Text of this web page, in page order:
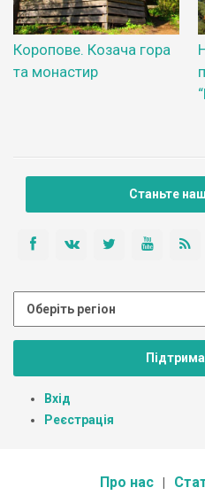
Коропове. Козача гора
та монастир
Станьте
Вхід
Реєстрація
Про нас